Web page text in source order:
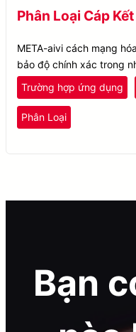
Phân Loại Cáp
META-aivi cách mạng
bảo độ chính xác trong
nâng cao hiệu suất sản
Trường hợp ứng dụng
Phân Loại
Bạn